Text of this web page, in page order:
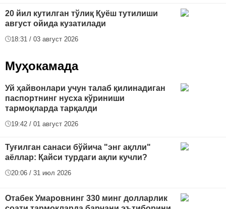
20 йил кутилган тўлиқ Қуёш тутилиши
август ойида кузатилади
18:31 / 03 август 2026
Муҳокамада
Уй ҳайвонлари учун талаб қилинадиган
паспортнинг нусха кўриниши
тармоқларда тарқалди
19:42 / 01 август 2026
Туғилган санаси бўйича "энг ақлли"
аёллар: Қайси турдаги ақли кучли?
20:06 / 31 июл 2026
Отабек Умаровнинг 330 минг долларлик